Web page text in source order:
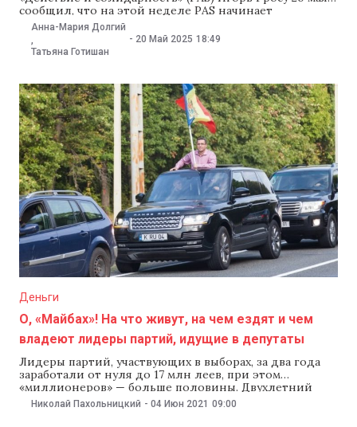
сообщил, что на этой неделе PAS начинает
информационную кампанию и проведение
общественных консультаций перед осенними
парламентскими выборами, которые он считает
правительства, а также будущую политическую
программу. Эксперт
Анна-Мария Долгий
,
Татьяна Готишан
- 20 Май 2025 18:49
Деньги
О, «Майбах»! На что живут, на чем ездят и чем
владеют лидеры партий, идущие в депутаты
Лидеры партий, участвующих в выборах, за два года
заработали от нуля до 17 млн леев, при этом
«миллионеров» — больше половины. Двухлетний
доход Илана Шора на этом фоне оказался более чем
скромным — менее 160 тыс. леев. Зато у него много
Николай Пахольницкий - 04 Июн 2021 09:00